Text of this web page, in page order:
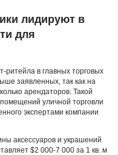
лидируют в
для
в главных торговых
заявленных, так как на
арендаторов. Такой
уличной торговли
экспертами компании
аксессуаров и украшений
$2 000-7 000 за 1 кв. м